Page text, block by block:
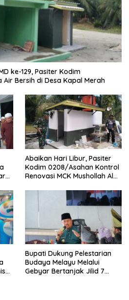
ke-129, Pasiter Kodim
Bersih di Desa Kapal Merah
Abaikan Hari Libur, Pasiter
Kodim 0208/Asahan Kontrol
Renovasi MCK Mushollah Al
Bupati Dukung Pelestarian
Budaya Melayu Melalui
Gebyar Bertanjak Jilid 7